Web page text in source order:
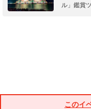
ル」鑑賞
このイ